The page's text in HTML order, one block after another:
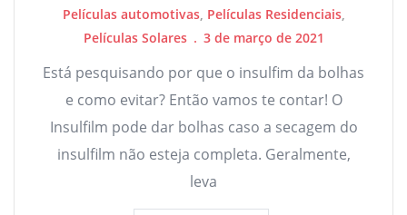
Películas automotivas, Películas Residenciais,
Películas Solares
3 de março de 2021
Está pesquisando por que o insulfim da bolhas
e como evitar? Então vamos te contar! O
Insulfilm pode dar bolhas caso a secagem do
insulfilm não esteja completa. Geralmente,
leva